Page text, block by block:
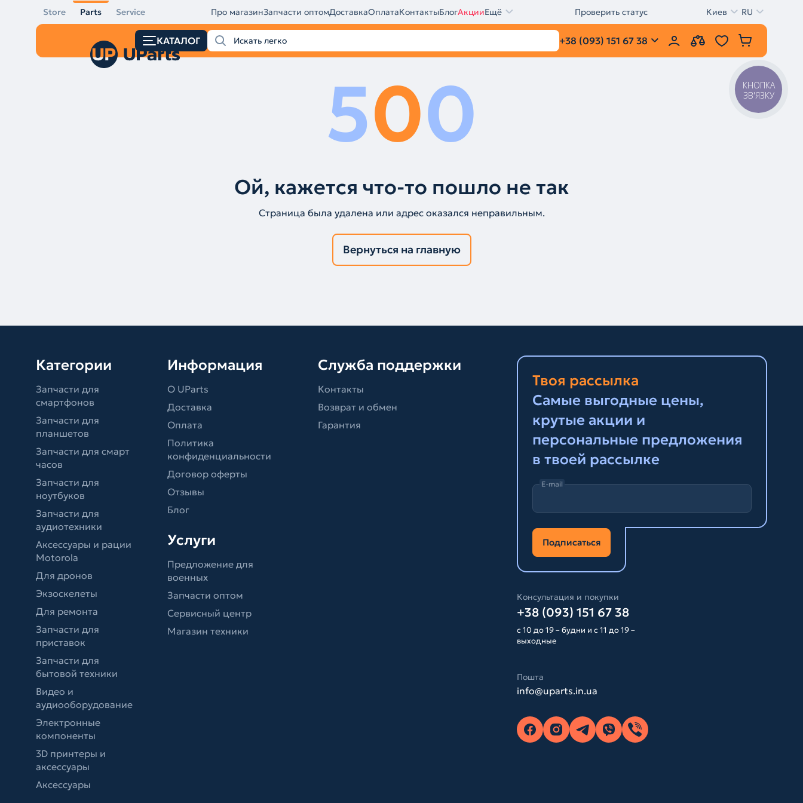
Store Parts Service Про магазинЗапчасти оптомДоставкаОплатаКонтактыБлогАкцииЕщё Проверить статус Киев RU
КАТАЛОГ +38 (093) 151 67 38
500
Ой, кажется что-то пошло не так
Страница была удалена или адрес оказался неправильным.
Вернуться на главную
Категории
Запчасти для
смартфонов
Запчасти для
планшетов
Запчасти для смарт
часов
Запчасти для
ноутбуков
Запчасти для
аудиотехники
Аксессуары и рации
Motorola
Для дронов
Экзоскелеты
Для ремонта
Запчасти для
приставок
Запчасти для
бытовой техники
Видео и
аудиооборудование
Электронные
компоненты
3D принтеры и
аксессуары
Аксессуары
Информация
О UParts
Доставка
Оплата
Политика
конфиденциальности
Договор оферты
Отзывы
Блог
Услуги
Предложение для
военных
Запчасти оптом
Сервисный центр
Магазин техники
Служба поддержки
Контакты
Возврат и обмен
Гарантия
Твоя рассылка
Самые выгодные цены,
крутые акции и
персональные предложения
в твоей рассылке
E-mail
Подписаться
Консультация и покупки
+38 (093) 151 67 38
с 10 до 19 – будни и с 11 до 19 –
выходные
Пошта
info@uparts.in.ua
КНОПКА
ЗВ'ЯЗКУ